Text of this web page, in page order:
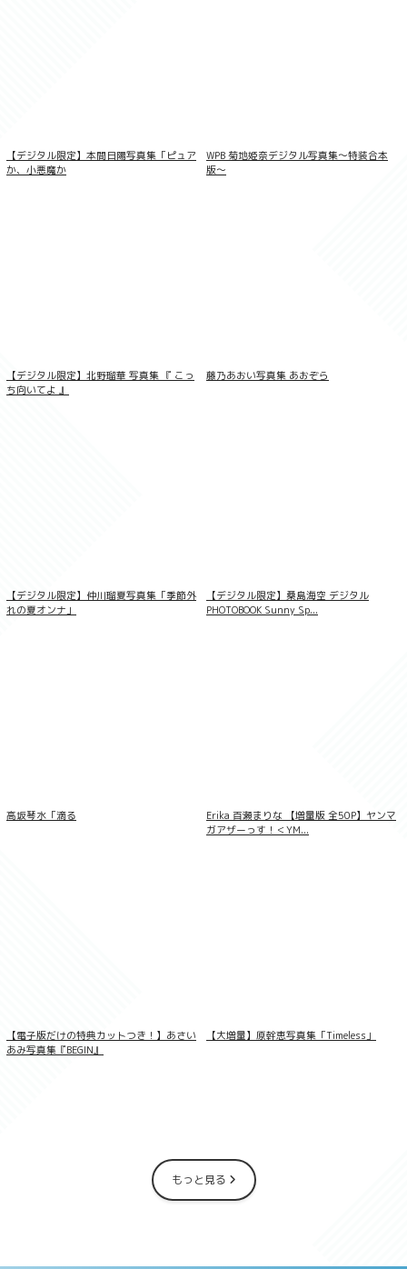
【デジタル限定】本間日陽写真集「ピュア
か、小悪魔か
WPB 菊地姫奈デジタル写真集〜特装合本
版〜
【デジタル限定】北野瑠華 写真集 『 こっ
ち向いてよ 』
藤乃あおい写真集 あおぞら
【デジタル限定】仲川瑠夏写真集「季節外
れの夏オンナ」
【デジタル限定】桑島海空 デジタル
PHOTOBOOK Sunny Sp...
高坂琴水「滴る
Erika 百瀬まりな 【増量版 全50P】ヤンマ
ガアザーっす！＜YM...
【電子版だけの特典カットつき！】あさい
あみ写真集『BEGIN』
【大増量】原幹恵写真集「Timeless」
もっと見る